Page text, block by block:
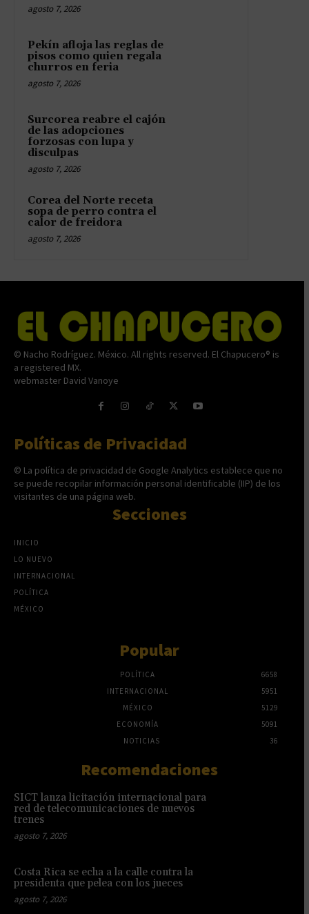
agosto 7, 2026
Pekín afloja las reglas de
pisos como quien regala
churros en feria
agosto 7, 2026
Surcorea reabre el cajón
de las adopciones
forzosas con lupa y
disculpas
agosto 7, 2026
Corea del Norte receta
sopa de perro contra el
calor de freidora
agosto 7, 2026
© Nacho Rodríguez. México. All rights reserved. El Chapucero® is
a registered MX.
webmaster David Vanoye
Políticas de Privacidad
© La política de privacidad de Google Analytics establece que no
se puede recopilar información personal identificable (IIP) de los
visitantes de una página web.
Secciones
INICIO
LO NUEVO
INTERNACIONAL
POLÍTICA
MÉXICO
Popular
POLÍTICA
6658
INTERNACIONAL
5951
MÉXICO
5129
ECONOMÍA
5091
NOTICIAS
36
Recomendaciones
SICT lanza licitación internacional para
red de telecomunicaciones de nuevos
trenes
agosto 7, 2026
Costa Rica se echa a la calle contra la
presidenta que pelea con los jueces
agosto 7, 2026